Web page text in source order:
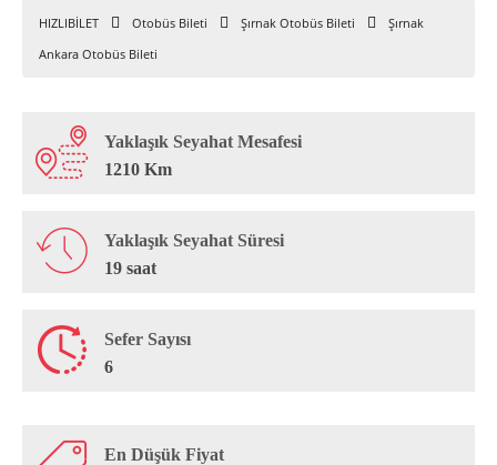
HIZLIBİLET Otobüs Bileti Şırnak Otobüs Bileti
Şırnak
Ankara Otobüs Bileti
Yaklaşık Seyahat Mesafesi
1210 Km
Yaklaşık Seyahat Süresi
19 saat
Sefer Sayısı
6
En Düşük Fiyat